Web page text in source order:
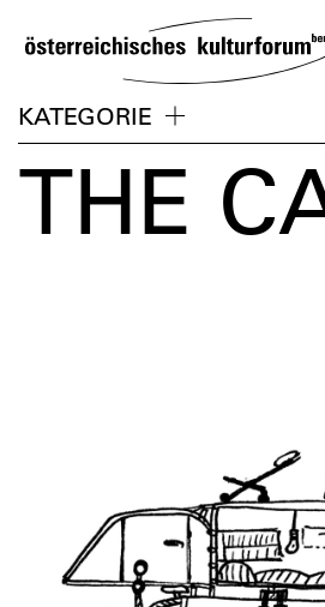
TO
CONTENT
KATEGORIE
THE